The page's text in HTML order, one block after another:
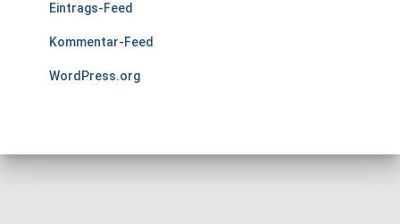
Eintrags-Feed
Kommentar-Feed
WordPress.org